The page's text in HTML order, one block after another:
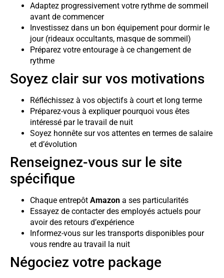
Adaptez progressivement votre rythme de sommeil
avant de commencer
Investissez dans un bon équipement pour dormir le
jour (rideaux occultants, masque de sommeil)
Préparez votre entourage à ce changement de
rythme
Soyez clair sur vos motivations
Réfléchissez à vos objectifs à court et long terme
Préparez-vous à expliquer pourquoi vous êtes
intéressé par le travail de nuit
Soyez honnête sur vos attentes en termes de salaire
et d’évolution
Renseignez-vous sur le site
spécifique
Chaque entrepôt Amazon a ses particularités
Essayez de contacter des employés actuels pour
avoir des retours d’expérience
Informez-vous sur les transports disponibles pour
vous rendre au travail la nuit
Négociez votre package